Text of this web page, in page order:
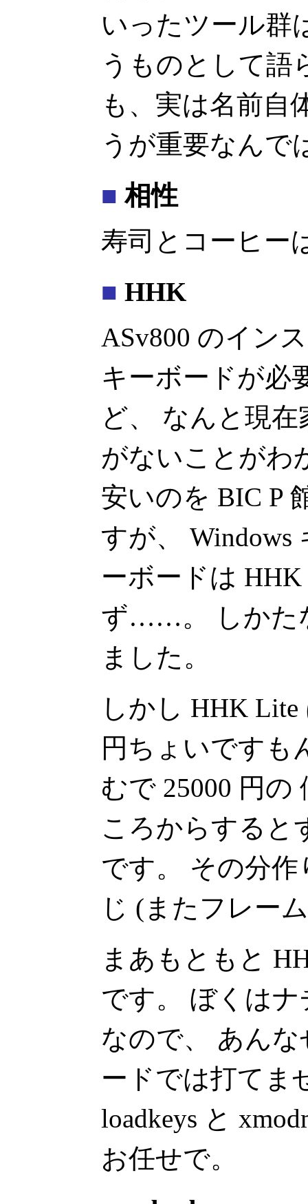
いったツール群
うものとして語
も、実は名前自
うが重要なんで
■ 相性
寿司とコーヒー
■ HHK
ASv800 のイン
キーボードが必
ど、 なんと現
がないことがわ
安いのを BIC P
すが、 Windows
ーボードは
ず……。 しかた
ました。
しかし HHK
円ちょいですも
むで 25000 円
ころからすると
です。 その分
じ (またフレー
まあもともと
です。 ぼくは
なので、 あん
ードでは打てま
loadkeys と
お任せで。